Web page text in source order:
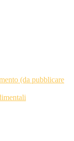
(da pubblicare